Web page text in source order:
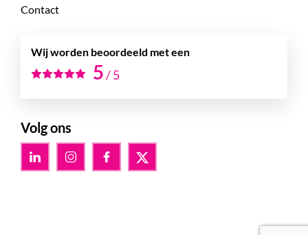
Contact
Wij worden beoordeeld met een
5/5
Volg ons